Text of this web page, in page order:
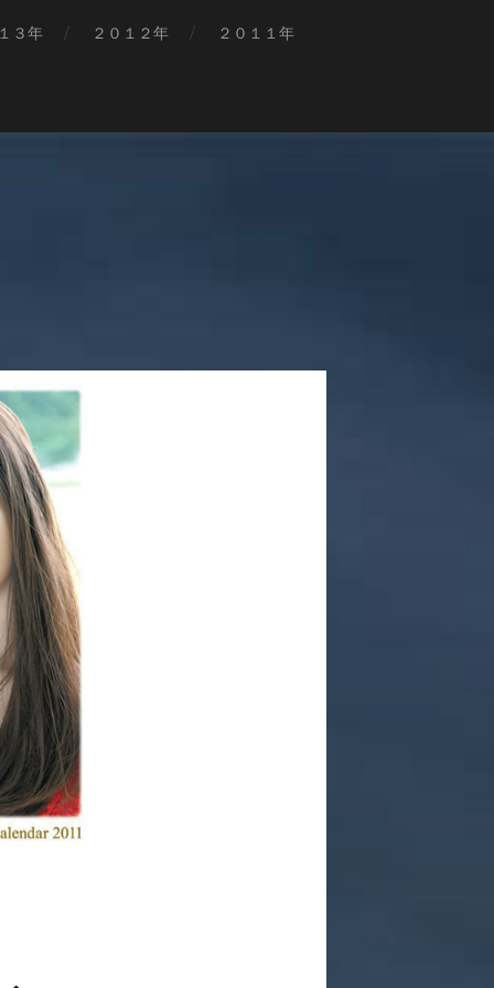
３年 ２０１２年 ２０１１年